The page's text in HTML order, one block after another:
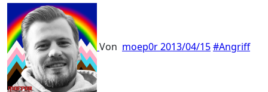
Von moep0r2013/04/15#Angriff